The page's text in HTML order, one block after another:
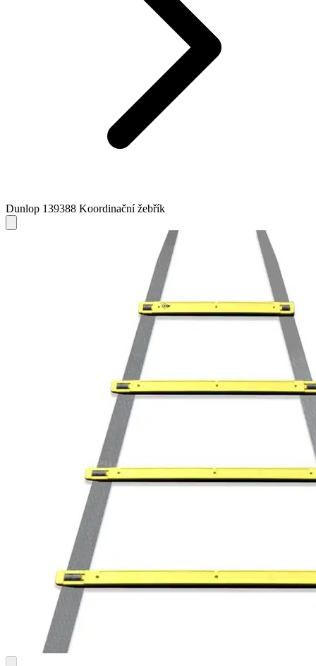
Dunlop 139388 Koordinační žebřík